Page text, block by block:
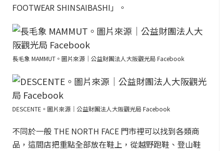
FOOTWEAR SHINSAIBASHI」。
長毛象 MAMMUT。圖片來源｜公益財團法人大阪觀光局 Facebook
DESCENTE。圖片來源｜公益財團法人大阪觀光局 Facebook
不同於一般 THE NORTH FACE 門市裡可以找到各類商
品，這間店把重點全部放在鞋上，從越野跑鞋、登山鞋